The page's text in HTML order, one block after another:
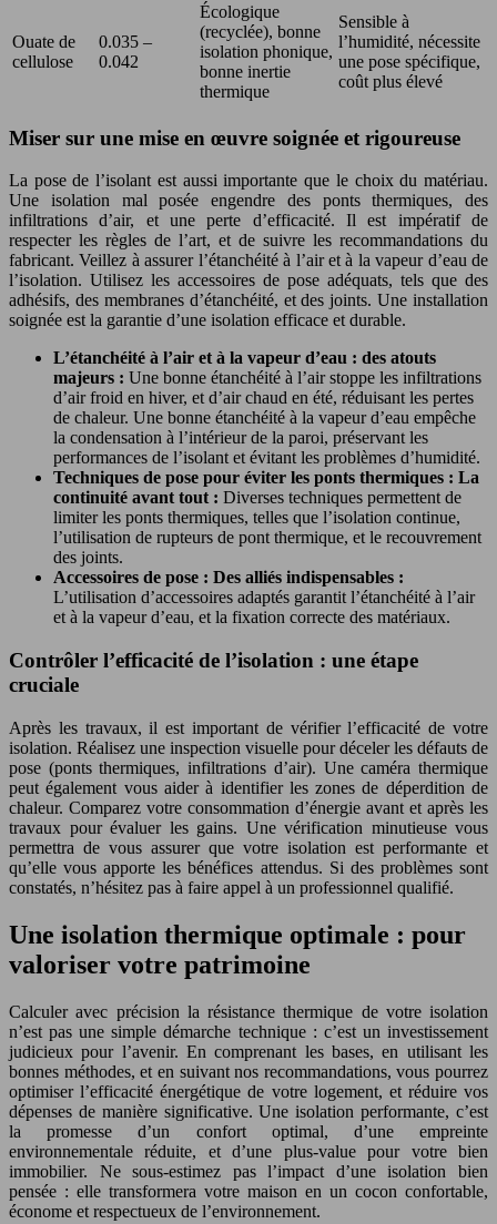
Ouate de
cellulose
0.035 –
0.042
Écologique
(recyclée), bonne
isolation phonique,
bonne inertie
thermique
Sensible à
l’humidité, nécessite
une pose spécifique,
coût plus élevé
Miser sur une mise en œuvre soignée et rigoureuse
La pose de l’isolant est aussi importante que le choix du matériau.
Une isolation mal posée engendre des ponts thermiques, des
infiltrations d’air, et une perte d’efficacité. Il est impératif de
respecter les règles de l’art, et de suivre les recommandations du
fabricant. Veillez à assurer l’étanchéité à l’air et à la vapeur d’eau de
l’isolation. Utilisez les accessoires de pose adéquats, tels que des
adhésifs, des membranes d’étanchéité, et des joints. Une installation
soignée est la garantie d’une isolation efficace et durable.
L’étanchéité à l’air et à la vapeur d’eau : des atouts
majeurs : Une bonne étanchéité à l’air stoppe les infiltrations
d’air froid en hiver, et d’air chaud en été, réduisant les pertes
de chaleur. Une bonne étanchéité à la vapeur d’eau empêche
la condensation à l’intérieur de la paroi, préservant les
performances de l’isolant et évitant les problèmes d’humidité.
Techniques de pose pour éviter les ponts thermiques : La
continuité avant tout : Diverses techniques permettent de
limiter les ponts thermiques, telles que l’isolation continue,
l’utilisation de rupteurs de pont thermique, et le recouvrement
des joints.
Accessoires de pose : Des alliés indispensables :
L’utilisation d’accessoires adaptés garantit l’étanchéité à l’air
et à la vapeur d’eau, et la fixation correcte des matériaux.
Contrôler l’efficacité de l’isolation : une étape
cruciale
Après les travaux, il est important de vérifier l’efficacité de votre
isolation. Réalisez une inspection visuelle pour déceler les défauts de
pose (ponts thermiques, infiltrations d’air). Une caméra thermique
peut également vous aider à identifier les zones de déperdition de
chaleur. Comparez votre consommation d’énergie avant et après les
travaux pour évaluer les gains. Une vérification minutieuse vous
permettra de vous assurer que votre isolation est performante et
qu’elle vous apporte les bénéfices attendus. Si des problèmes sont
constatés, n’hésitez pas à faire appel à un professionnel qualifié.
Une isolation thermique optimale : pour
valoriser votre patrimoine
Calculer avec précision la résistance thermique de votre isolation
n’est pas une simple démarche technique : c’est un investissement
judicieux pour l’avenir. En comprenant les bases, en utilisant les
bonnes méthodes, et en suivant nos recommandations, vous pourrez
optimiser l’efficacité énergétique de votre logement, et réduire vos
dépenses de manière significative. Une isolation performante, c’est
la promesse d’un confort optimal, d’une empreinte
environnementale réduite, et d’une plus-value pour votre bien
immobilier. Ne sous-estimez pas l’impact d’une isolation bien
pensée : elle transformera votre maison en un cocon confortable,
économe et respectueux de l’environnement.